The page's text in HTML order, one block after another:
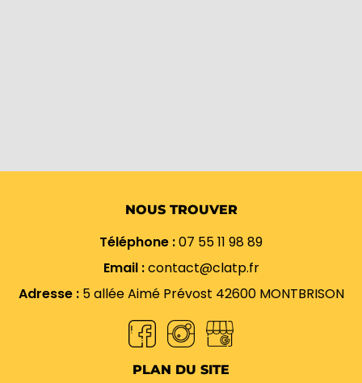
NOUS TROUVER
Téléphone :07 55 11 98 89
Email :contact@clatp.fr
Adresse : 5 allée Aimé Prévost 42600 MONTBRISON
PLAN DU SITE